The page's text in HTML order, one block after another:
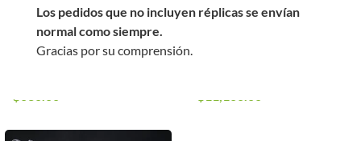
Los pedidos que no incluyen réplicas se envían
normal como siempre.
Gracias por su comprensión.
para Rifles M4 AR-15
de Airsoft
Guardamanos